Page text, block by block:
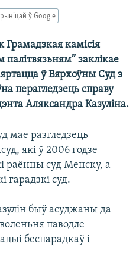
ў Google
Грамадзкая камісія
палітвязьням” заклікае
ў Вярхоўны Суд з
перагледзець справу
Аляксандра Казуліна.
мае разгледзець
які ў 2006 годзе
раённы суд Менску, а
гарадзкі суд.
быў асуджаны да
паводле
беспарадкаў і